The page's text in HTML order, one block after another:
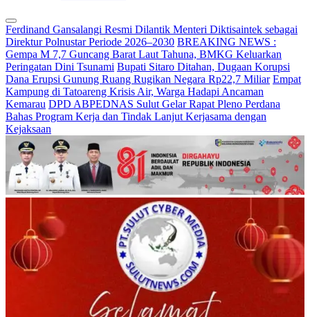
Ferdinand Gansalangi Resmi Dilantik Menteri Diktisaintek sebagai
Direktur Polnustar Periode 2026–2030 BREAKING NEWS :
Gempa M 7,7 Guncang Barat Laut Tahuna, BMKG Keluarkan
Peringatan Dini Tsunami Bupati Sitaro Ditahan, Dugaan Korupsi
Dana Erupsi Gunung Ruang Rugikan Negara Rp22,7 Miliar Empat
Kampung di Tatoareng Krisis Air, Warga Hadapi Ancaman
Kemarau DPD ABPEDNAS Sulut Gelar Rapat Pleno Perdana
Bahas Program Kerja dan Tindak Lanjut Kerjasama dengan
Kejaksaan